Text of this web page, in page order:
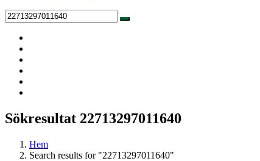
Sökresultat 22713297011640
Hem
Search results for "22713297011640"